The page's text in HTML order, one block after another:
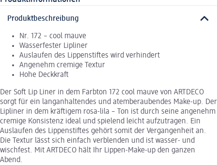
Produktbeschreibung
Nr. 172 – cool mauve
Wasserfester Lipliner
Auslaufen des Lippenstiftes wird verhindert
Angenehm cremige Textur
Hohe Deckkraft
Der Soft Lip Liner in dem Farbton 172 cool mauve von ARTDECO
sorgt für ein langanhaltendes und atemberaubendes Make-up. Der
Lipliner in dem kräftigem rosa-lila – Ton ist durch seine angenehm
cremige Konsistenz ideal und spielend leicht aufzutragen. Ein
Auslaufen des Lippenstiftes gehört somit der Vergangenheit an.
Die Textur lässt sich einfach verblenden und ist wasser- und
wischfest. Mit ARTDECO hält Ihr Lippen-Make-up den ganzen
Abend.